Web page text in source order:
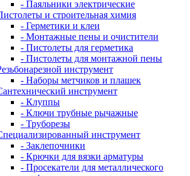
- Паяльники электрические
и строительная химия
- Герметики и клеи
- Монтажные пены и очистители
- Пистолеты для герметика
- Пистолеты для монтажной пены
инструмент
- Наборы метчиков и плашек
инструмент
- Клуппы
- Ключи трубные рычажные
- Труборезы
инструмент
- Заклепочники
- Крючки для вязки арматуры
- Просекатели для металлического